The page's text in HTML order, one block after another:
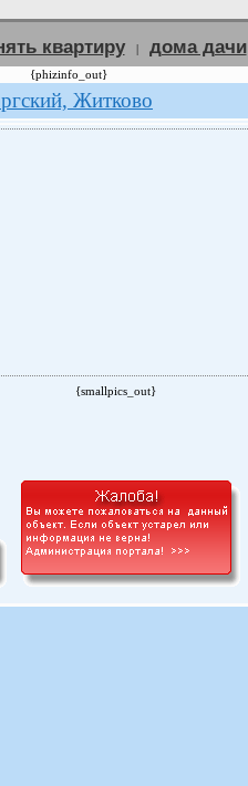
квартиру | дома дачи
{phizinfo_out}
Житково
{smallpics_out}